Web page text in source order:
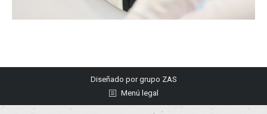
Diseñado porgrupo ZAS
Menú legal